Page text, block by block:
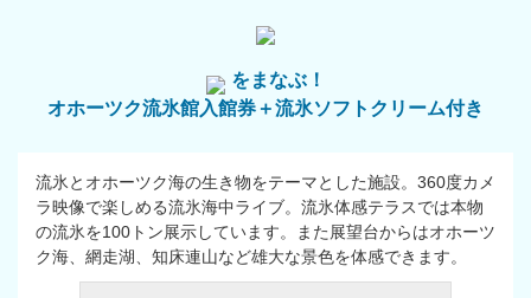
をまなぶ！
オホーツク流氷館入館券＋流氷ソフトクリーム付き
流氷とオホーツク海の生き物をテーマとした施設。360度カメ
ラ映像で楽しめる流氷海中ライブ。流氷体感テラスでは本物
の流氷を100トン展示しています。また展望台からはオホーツ
ク海、網走湖、知床連山など雄大な景色を体感できます。